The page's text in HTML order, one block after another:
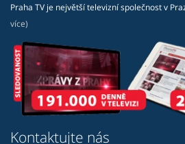
Praha TV je největší televizní společnost v
více)
Kontaktujte nás